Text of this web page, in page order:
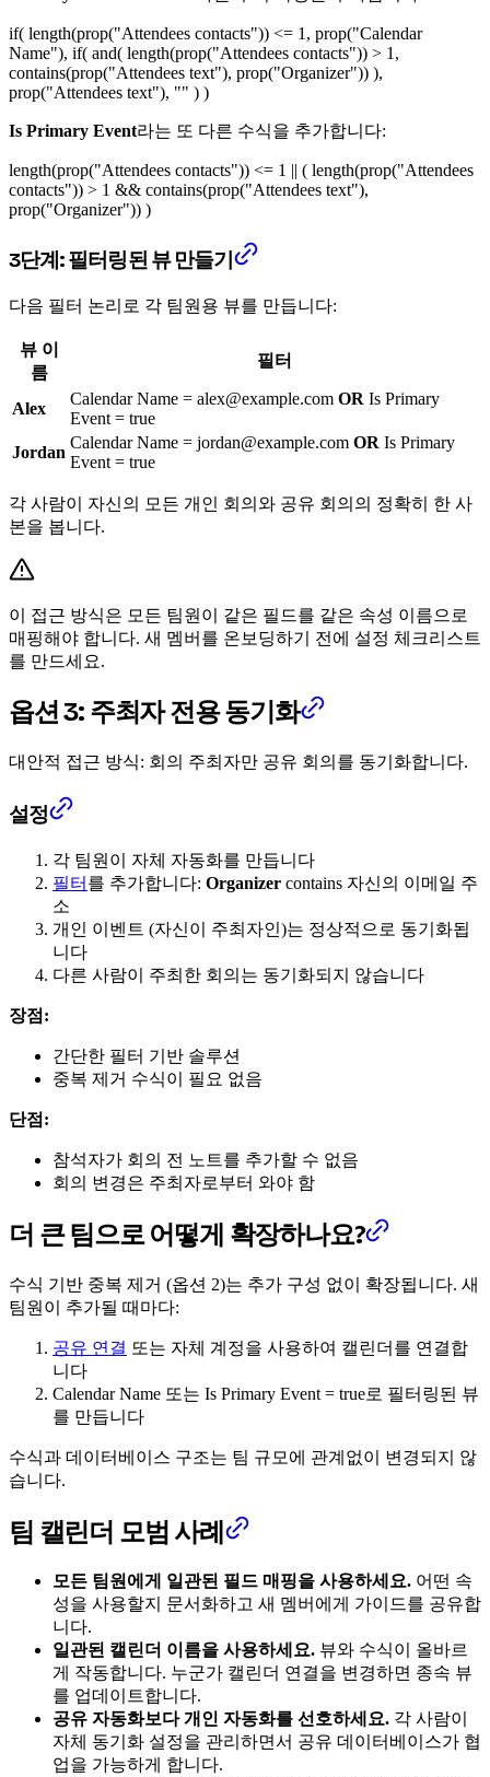
if( length(prop("Attendees contacts")) <= 1, prop("Calendar
Name"), if( and( length(prop("Attendees contacts")) > 1,
contains(prop("Attendees text"), prop("Organizer")) ),
prop("Attendees text"), "" ) )
Is Primary Event라는 또 다른 수식을 추가합니다:
length(prop("Attendees contacts")) <= 1 || ( length(prop("Attendees
contacts")) > 1 && contains(prop("Attendees text"),
prop("Organizer")) )
3단계: 필터링된 뷰 만들기
다음 필터 논리로 각 팀원용 뷰를 만듭니다:
뷰 이
름
필터
Alex
Calendar Name = alex@example.com OR Is Primary
Event = true
Jordan
Calendar Name = jordan@example.com OR Is Primary
Event = true
각 사람이 자신의 모든 개인 회의와 공유 회의의 정확히 한 사
본을 봅니다.
이 접근 방식은 모든 팀원이 같은 필드를 같은 속성 이름으로
매핑해야 합니다. 새 멤버를 온보딩하기 전에 설정 체크리스트
를 만드세요.
옵션 3: 주최자 전용 동기화
대안적 접근 방식: 회의 주최자만 공유 회의를 동기화합니다.
설정
각 팀원이 자체 자동화를 만듭니다
필터 를 추가합니다: Organizer contains 자신의 이메일 주
소
개인 이벤트 (자신이 주최자인)는 정상적으로 동기화됩
니다
다른 사람이 주최한 회의는 동기화되지 않습니다
장점:
간단한 필터 기반 솔루션
중복 제거 수식이 필요 없음
단점:
참석자가 회의 전 노트를 추가할 수 없음
회의 변경은 주최자로부터 와야 함
더 큰 팀으로 어떻게 확장하나요?
수식 기반 중복 제거 (옵션 2)는 추가 구성 없이 확장됩니다. 새
팀원이 추가될 때마다:
공유 연결 또는 자체 계정을 사용하여 캘린더를 연결합
니다
Calendar Name 또는 Is Primary Event = true로 필터링된 뷰
를 만듭니다
수식과 데이터베이스 구조는 팀 규모에 관계없이 변경되지 않
습니다.
팀 캘린더 모범 사례
모든 팀원에게 일관된 필드 매핑을 사용하세요. 어떤 속
성을 사용할지 문서화하고 새 멤버에게 가이드를 공유합
니다.
일관된 캘린더 이름을 사용하세요. 뷰와 수식이 올바르
게 작동합니다. 누군가 캘린더 연결을 변경하면 종속 뷰
를 업데이트합니다.
공유 자동화보다 개인 자동화를 선호하세요. 각 사람이
자체 동기화 설정을 관리하면서 공유 데이터베이스가 협
업을 가능하게 합니다.